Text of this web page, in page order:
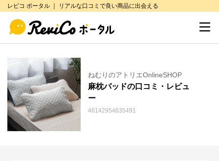
レビコ ポータル ｜ リアルな口コミで良い商品に出会える
ねむりのアトリエOnlineSHOP
麻枕パッドの口コミ・レビュ
ー
46142954635491